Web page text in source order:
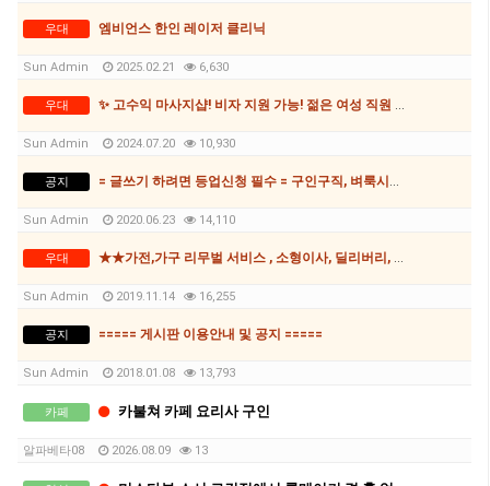
우대 엠비언스 한인 레이저 클리닉
Sun Admin 2025.02.21 6,630
우대 ✨ 고수익 마사지샵! 비자 지원 가능! 젊은 여성 직원 모집✨
Sun Admin 2024.07.20 10,930
공지 = 글쓰기 하려면 등업신청 필수 = 구인구직, 벼룩시장, 과외, 자동차매매게시판 등
Sun Admin 2020.06.23 14,110
우대 ★★가전,가구 리무벌 서비스 , 소형이사, 딜리버리, 호주 최저가 포멧 후 윈도우설치 수리★★
Sun Admin 2019.11.14 16,255
공지 ===== 게시판 이용안내 및 공지 =====
Sun Admin 2018.01.08 13,793
카페 카불쳐 카페 요리사 구인
알파베타08 2026.08.09 13